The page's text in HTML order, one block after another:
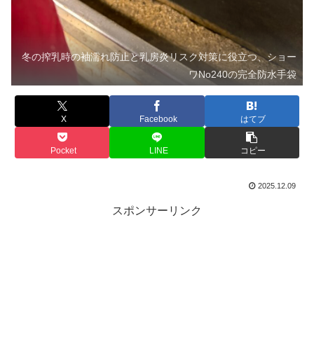
冬の搾乳時の袖濡れ防止と乳房炎リスク対策に役立つ、ショー
ワNo240の完全防水手袋
X Facebook はてブ
Pocket LINE コピー
2025.12.09
スポンサーリンク